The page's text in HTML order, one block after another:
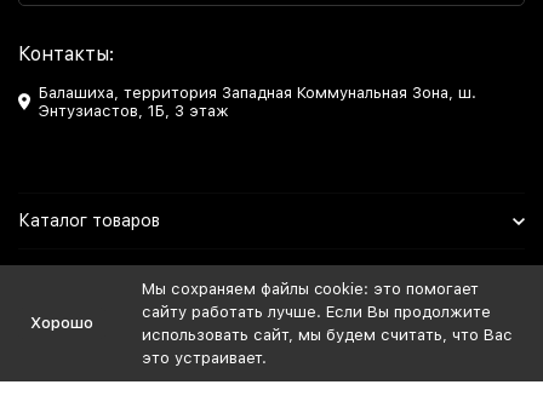
Контакты:
Балашиха, территория Западная Коммунальная Зона, ш.
Энтузиастов, 1Б, 3 этаж
Каталог товаров
Мы в Соцсетях
Хорошо
Мы сохраняем файлы cookie: это помогает
сайту работать лучше. Если Вы продолжите
использовать сайт, мы будем считать, что Вас
это устраивает.